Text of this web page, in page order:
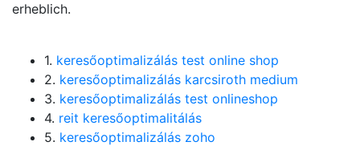
erheblich.
1. keresőoptimalizálás test online shop
2. keresőoptimalizálás karcsiroth medium
3. keresőoptimalizálás test onlineshop
4. reit keresőoptimalitálás
5. keresőoptimalizálás zoho